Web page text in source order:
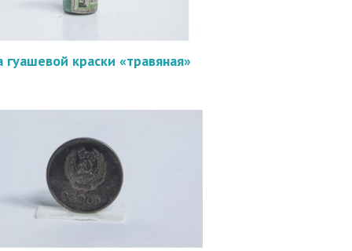
гуашевой краски «травяная»